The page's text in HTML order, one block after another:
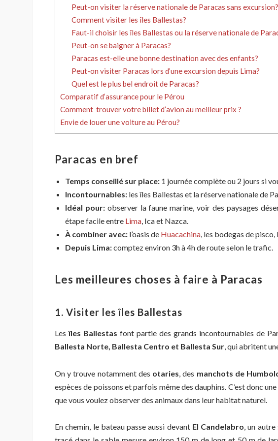
Peut-on visiter la réserve nationale de Paracas sans excursion?
Comment visiter les îles Ballestas?
Faut-il choisir les îles Ballestas ou la réserve nationale de
Peut-on se baigner à Paracas?
Paracas est-elle une bonne destination avec des enfants?
Peut-on visiter Paracas lors d’une excursion depuis Lima?
Quel est le plus bel endroit de Paracas?
Comparatif d’assurance pour le Pérou
Comment trouver votre billet d’avion au meilleur prix ?
Envie de louer une voiture au Pérou?
Paracas en bref
Temps conseillé sur place: 1 journée complète ou 2 jours si
Incontournables: les îles Ballestas et la réserve nationale de
Idéal pour:observer la faune marine, voir des paysages
étape facile entre Lima, Ica et Nazca.
À combiner avec: l’oasis de Huacachina, les bodegas de pisco,
Depuis Lima:comptez environ 3h à 4h de route selon le trafic.
Les meilleures choses à faire à Paracas
1. Visiter les îles Ballestas
Lesîles Ballestas font partie des grands incontournables de
Ballesta Norte, Ballesta Centro et Ballesta Sur, qui abritent
On y trouve notamment des otaries , des manchots de
espèces de poissons et parfois même des dauphins. C’est donc
que vous voulez observer des animaux dans leur habitat naturel.
En chemin, le bateau passe aussi devant El Candelabro, un